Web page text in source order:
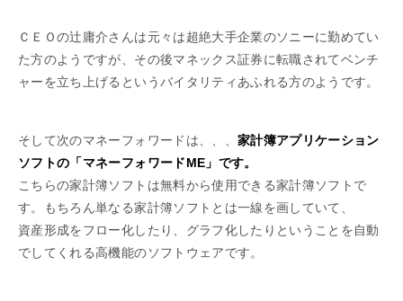
ＣＥＯの辻庸介さんは元々は超絶大手企業のソニーに勤めてい
た方のようですが、その後マネックス証券に転職されてベンチ
ャーを立ち上げるというバイタリティあふれる方のようです。
そして次のマネーフォワードは、、、 家計簿アプリケーション
ソフトの「マネーフォワードME」です。
こちらの家計簿ソフトは無料から使用できる家計簿ソフトで
す。もちろん単なる家計簿ソフトとは一線を画していて、
資産形成をフロー化したり、グラフ化したりということを自動
でしてくれる高機能のソフトウェアです。